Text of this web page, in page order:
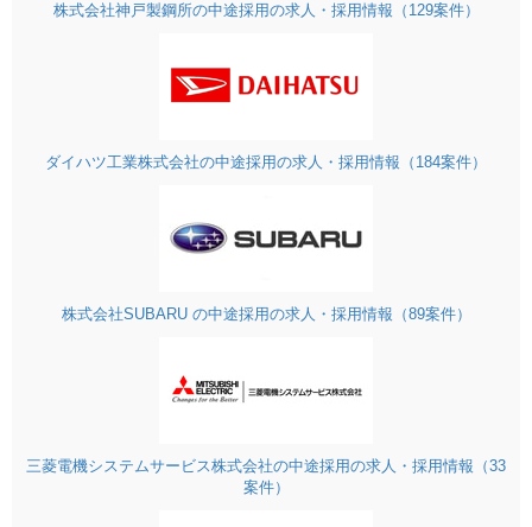
株式会社神戸製鋼所の中途採用の求人・採用情報（129案件）
ダイハツ工業株式会社の中途採用の求人・採用情報（184案件）
株式会社SUBARU の中途採用の求人・採用情報（89案件）
三菱電機システムサービス株式会社の中途採用の求人・採用情報（33
案件）